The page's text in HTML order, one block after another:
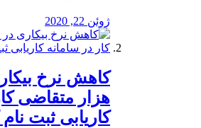
ژوئن 22, 2020
هزار متقاضی
کاریابی ثبت